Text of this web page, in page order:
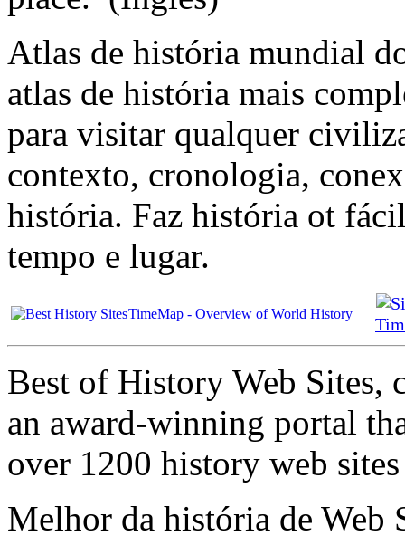
Atlas de história mundial
atlas de história mais
para visitar qualquer
contexto, cronologia,
história. Faz história ot
tempo e lugar.
TimeMap - Overview of World History
Best of History Web Sites,
an award-winning portal
over 1200 history web
Melhor da história de Web